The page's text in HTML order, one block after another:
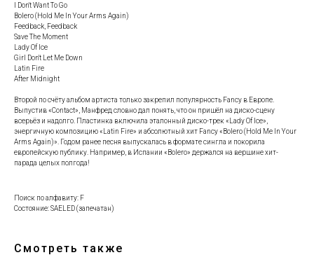
I Don't Want To Go
Bolero (Hold Me In Your Arms Again)
Feedback, Feedback
Save The Moment
Lady Of Ice
Girl Don't Let Me Down
Latin Fire
After Midnight
Второй по счёту альбом артиста только закрепил популярность Fancy в Европе.
Выпустив «Contact», Манфред словно дал понять, что он пришёл на диско-сцену
всерьёз и надолго. Пластинка включила эталонный диско-трек «Lady Of Ice»,
энергичную композицию «Latin Fire» и абсолютный хит Fancy «Bolero (Hold Me In Your
Arms Again)». Годом ранее песня выпускалась в формате сингла и покорила
европейскую публику. Например, в Испании «Bolero» держался на вершине хит-
парада целых полгода!
Поиск по алфавиту: F
Состояние: SAELED (запечатан)
Смотреть также